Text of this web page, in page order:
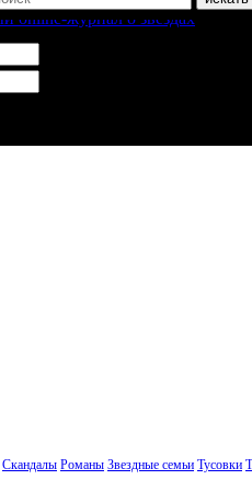
Скандалы Романы Звездные семьи Тусовки